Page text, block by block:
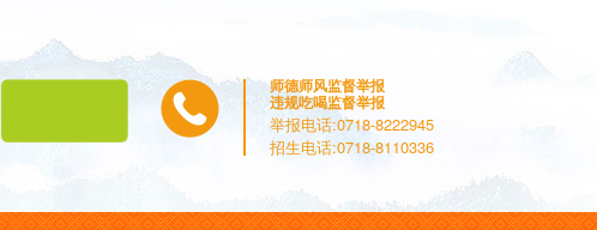
师德师风监督举报
违规吃喝监督举报
举报电话:0718-8222945
招生电话:0718-8110336